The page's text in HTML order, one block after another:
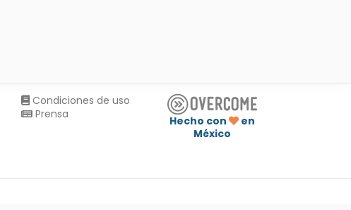
Condiciones de uso
Prensa
Hecho con
en
México